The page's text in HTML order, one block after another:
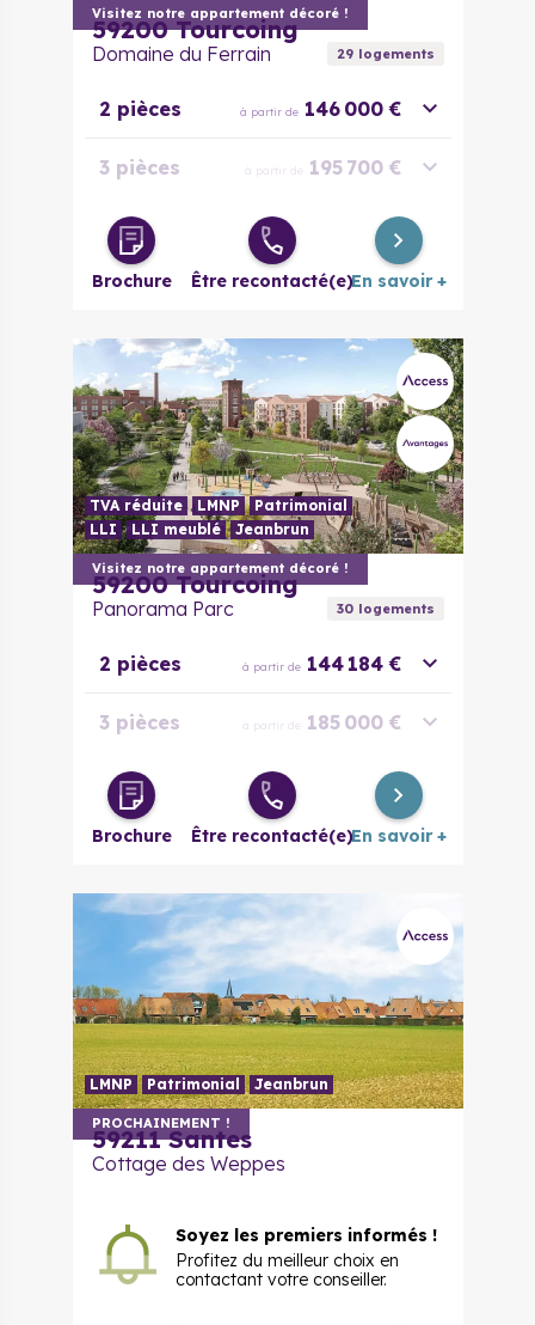
Visitez notre appartement décoré !
59200 Tourcoing
Domaine du Ferrain 29logements
2 pièces à partir de 146 000 €
3 pièces à partir de 195 700 €
3 pièces
évolutif
à partir de 228 000 €
Brochure Être recontacté(e)En savoir +
Visitez notre appartement décoré !
TVA réduite LMNP
Patrimonial
LLI
LLI meublé Jeanbrun
59200 Tourcoing
Panorama Parc 30logements
2 pièces à partir de 144 184 €
3 pièces à partir de 185 000 €
3 pièces
évolutif
à partir de 210 000 €
Brochure Être recontacté(e)En savoir +
PROCHAINEMENT !
LMNP Patrimonial Jeanbrun
59211 Santes
Cottage des Weppes
Soyez les premiers informés !
Profitez du meilleur choix en
contactant votre conseiller.